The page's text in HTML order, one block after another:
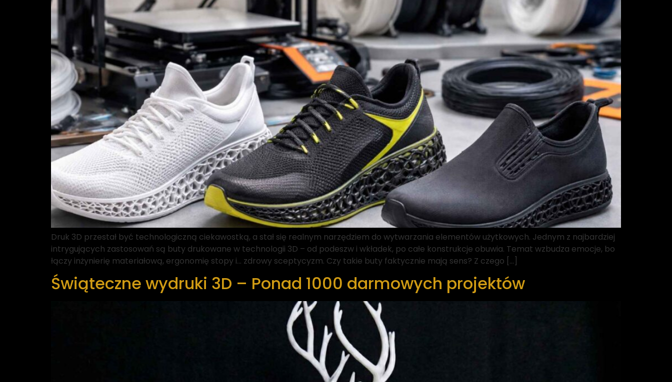
Druk 3D przestał być technologiczną ciekawostką, a stał się realnym narzędziem do wytwarzania elementów użytkowych. Jednym z najbardziej
intrygujących zastosowań są buty drukowane w technologii 3D – od podeszw i wkładek, po całe konstrukcje obuwia. Temat wzbudza emocje, bo
łączy inżynierię materiałową, ergonomię stopy i… zdrowy sceptycyzm. Czy takie buty faktycznie mają sens? Z czego […]
Świąteczne wydruki 3D – Ponad 1000 darmowych projektów